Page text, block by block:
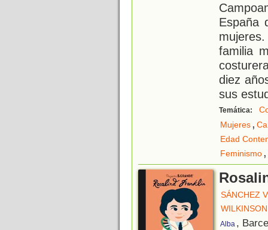
España
familia
diez
sus
Temática:
Mujeres,
Edad
Feminismo,
SÁNCHEZ
Alba ,